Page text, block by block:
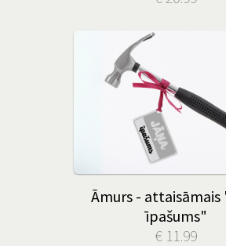
Āmurs - attaisāmais
īpašums"
€ 11.99